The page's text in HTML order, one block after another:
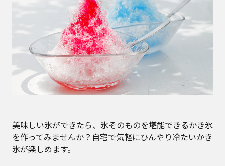
美味しい氷ができたら、氷そのものを堪能できるかき氷
を作ってみませんか？自宅で気軽にひんやり冷たいかき
氷が楽しめます。